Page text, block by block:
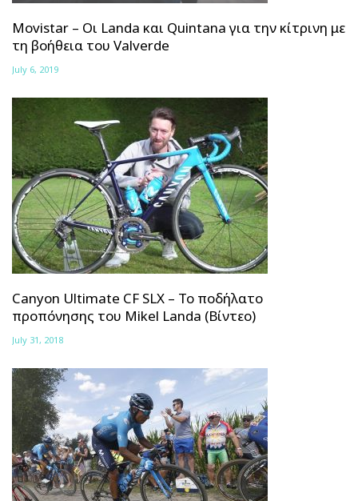
Movistar – Οι Landa και Quintana για την κίτρινη με
τη βοήθεια του Valverde
July 6, 2019
Canyon Ultimate CF SLX – Το ποδήλατο
προπόνησης του Mikel Landa (Βίντεο)
July 31, 2018